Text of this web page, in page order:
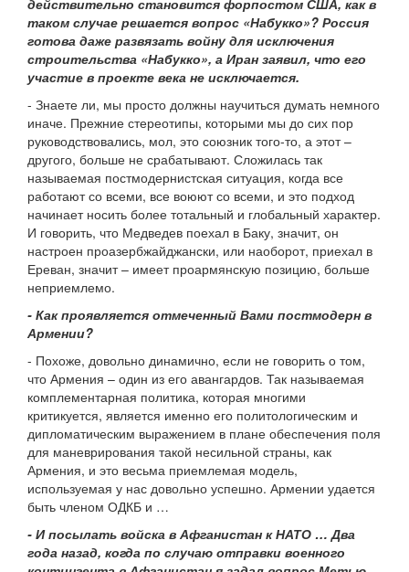
действительно становится форпостом США, как в
таком случае решается вопрос «Набукко»? Россия
готова даже развязать войну для исключения
строительства «Набукко», а Иран заявил, что его
участие в проекте века не исключается.
- Знаете ли, мы просто должны научиться думать немного
иначе. Прежние стереотипы, которыми мы до сих пор
руководствовались, мол, это союзник того-то, а этот –
другого, больше не срабатывают. Сложилась так
называемая постмодернистская ситуация, когда все
работают со всеми, все воюют со всеми, и это подход
начинает носить более тотальный и глобальный характер.
И говорить, что Медведев поехал в Баку, значит, он
настроен проазербжайджански, или наоборот, приехал в
Ереван, значит – имеет проармянскую позицию, больше
неприемлемо.
- Как проявляется отмеченный Вами постмодерн в
Армении?
- Похоже, довольно динамично, если не говорить о том,
что Армения – один из его авангардов. Так называемая
комплементарная политика, которая многими
критикуется, является именно его политологическим и
дипломатическим выражением в плане обеспечения поля
для маневрирования такой несильной страны, как
Армения, и это весьма приемлемая модель,
используемая у нас довольно успешно. Армении удается
быть членом ОДКБ и …
- И посылать войска в Афганистан к НАТО … Два
года назад, когда по случаю отправки военного